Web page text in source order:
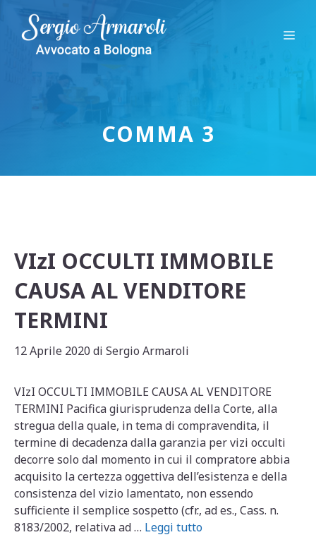
contenuto
COMMA 3
VIzI OCCULTI IMMOBILE
CAUSA AL VENDITORE
TERMINI
12 Aprile 2020 di Sergio Armaroli
VIzI OCCULTI IMMOBILE CAUSA AL VENDITORE
TERMINI Pacifica giurisprudenza della Corte, alla
stregua della quale, in tema di compravendita, il
termine di decadenza dalla garanzia per vizi occulti
decorre solo dal momento in cui il compratore abbia
acquisito la certezza oggettiva dell’esistenza e della
consistenza del vizio lamentato, non essendo
sufficiente il semplice sospetto (cfr., ad es., Cass. n.
8183/2002, relativa ad … Leggi tutto